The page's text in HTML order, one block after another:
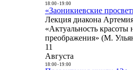
18:00- 19:00
«Заоникиевские
Лекция диакона
«Актуальность красоты
преображения» (М.
11
Августа
18:00- 19:00